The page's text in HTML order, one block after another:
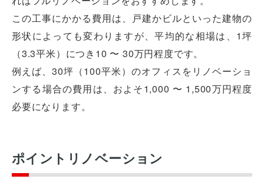
この工事にかかる費用は、戸建かビルといった建物の
形状によっても変わりますが、平均的な相場は、1坪
（3.3平米）につき10 〜 30万円程度です。
例えば、30坪（100平米）のオフィスをリノベーショ
ンする場合の費用は、およそ1,000 〜 1,500万円程度
必要になります。
ポイントリノベーション